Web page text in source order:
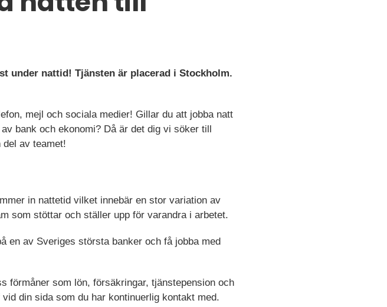
under nattid! Tjänsten är placerad i Stockholm.
mejl och sociala medier! Gillar du att jobba natt
bank och ekonomi? Då är det dig vi söker till
av teamet!
in nattetid vilket innebär en stor variation av
som stöttar och ställer upp för varandra i arbetet.
en av Sveriges största banker och få jobba med
förmåner som lön, försäkringar, tjänstepension och
din sida som du har kontinuerlig kontakt med.